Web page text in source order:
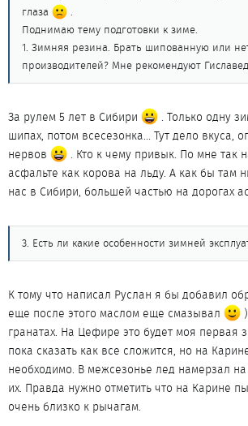
глаза
.
Поднимаю тему подготовки к зиме.
1. Зимняя резина. Брать шипованную или
производителей? Мне рекомендуют
За рулем 5 лет в Сибири
. Только одну
шипах, потом всесезонка... Тут дело вкуса,
нервов
. Кто к чему привык. По мне так
асфальте как корова на льду. А как бы там
нас в Сибири, большей частью на дорогах
3. Есть ли какие особенности зимней
К тому что написал Руслан я бы добавил
еще после этого маслом еще смазывал
гранатах. На Цефире это будет моя первая
пока сказать как все сложится, но на
необходимо. В межсезонье лед намерзал
их. Правда нужно отметить что на Карине
очень близко к рычагам.